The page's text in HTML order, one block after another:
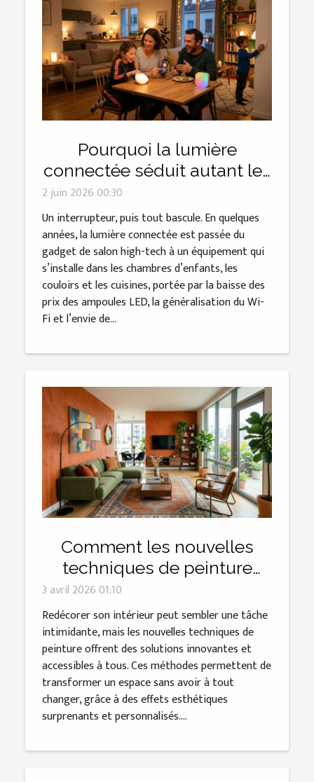
Pourquoi la lumière
connectée séduit autant les
familles françaises
2 juin 2026 00:30
Un interrupteur, puis tout bascule. En quelques
années, la lumière connectée est passée du
gadget de salon high-tech à un équipement qui
s’installe dans les chambres d’enfants, les
couloirs et les cuisines, portée par la baisse des
prix des ampoules LED, la généralisation du Wi-
Fi et l’envie de...
Comment les nouvelles
techniques de peinture
peuvent transformer votre
intérieur ?
3 avril 2026 01:10
Redécorer son intérieur peut sembler une tâche
intimidante, mais les nouvelles techniques de
peinture offrent des solutions innovantes et
accessibles à tous. Ces méthodes permettent de
transformer un espace sans avoir à tout
changer, grâce à des effets esthétiques
surprenants et personnalisés....